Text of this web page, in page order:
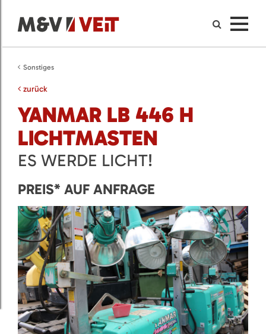
Sonstiges
zurück
YANMAR LB 446 H
LICHTMASTEN
ES WERDE LICHT!
PREIS* AUF ANFRAGE